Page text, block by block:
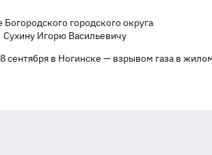
Богородского городского округа
Сухину Игорю Васильевичу
сентября в Ногинске — взрывом газа в